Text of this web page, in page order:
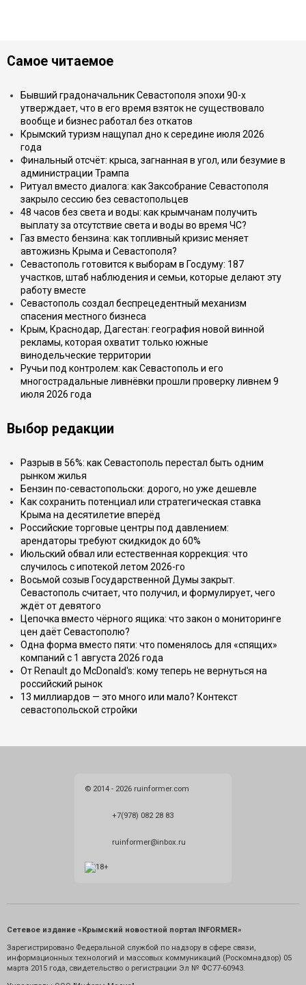
Самое читаемое
Бывший градоначальник Севастополя эпохи 90-х
утверждает, что в его время взяток не существовало
вообще и бизнес работал без откатов
Крымский туризм нащупал дно к середине июля 2026
года
Финальный отсчёт: крыса, загнанная в угол, или безумие в
администрации Трампа
Ритуал вместо диалога: как Заксобрание Севастополя
закрыло сессию без севастопольцев
48 часов без света и воды: как крымчанам получить
выплату за отсутствие света и воды во время ЧС?
Газ вместо бензина: как топливный кризис меняет
автожизнь Крыма и Севастополя?
Севастополь готовится к выборам в Госдуму: 187
участков, штаб наблюдения и семьи, которые делают эту
работу вместе
Севастополь создал беспрецедентный механизм
спасения местного бизнеса
Крым, Краснодар, Дагестан: география новой винной
рекламы, которая охватит только южные
винодельческие территории
Ручьи под контролем: как Севастополь и его
многострадальные ливнёвки прошли проверку ливнем 9
июля 2026 года
Выбор редакции
Разрыв в 56%: как Севастополь перестал быть одним
рынком жилья
Бензин по-севастопольски: дорого, но уже дешевле
Как сохранить потенциал или стратегическая ставка
Крыма на десятилетие вперёд
Российские торговые центры под давлением:
арендаторы требуют скидкидок до 60%
Июльский обвал или естественная коррекция: что
случилось с ипотекой летом 2026-го
Восьмой созыв Государственной Думы закрыт.
Севастополь считает, что получил, и формулирует, чего
ждёт от девятого
Цепочка вместо чёрного ящика: что закон о мониторинге
цен даёт Севастополю?
Одна форма вместо пяти: что поменялось для «спящих»
компаний с 1 августа 2026 года
От Renault до McDonald's: кому теперь не вернуться на
российский рынок
13 миллиардов — это много или мало? Контекст
севастопольской стройки
© 2014 - 2026 ruinformer.com
+7(978) 082 28 83
ruinformer@inbox.ru
Сетевое издание «Крымский новостной портал INFORMER»
Зарегистрировано Федеральной службой по надзору в сфере связи,
информационных технологий и массовых коммуникаций (Роскомнадзор) 05
марта 2015 года, свидетельство о регистрации Эл № ФС77-60943.